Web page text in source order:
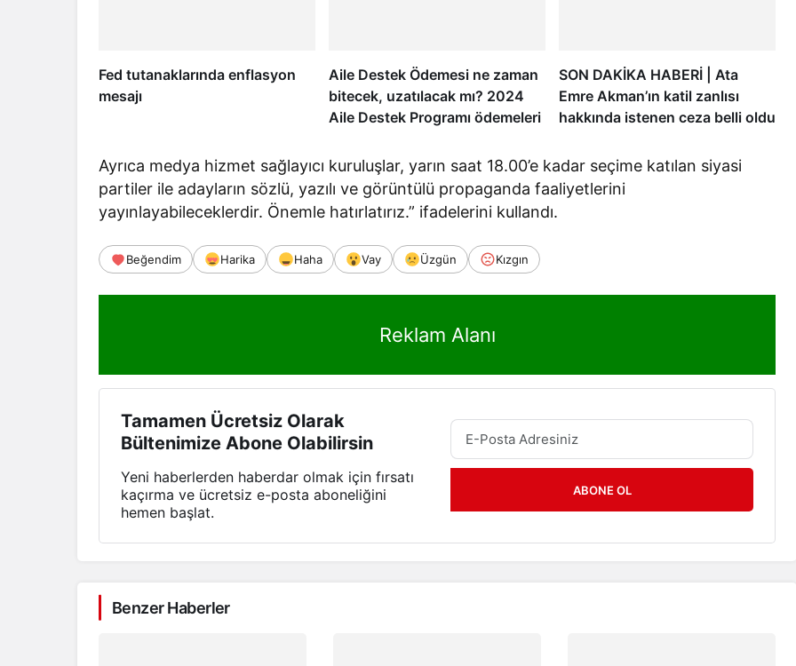
Fed tutanaklarında enflasyon
mesajı
Aile Destek Ödemesi ne zaman
bitecek, uzatılacak mı? 2024
Aile Destek Programı ödemeleri
SON DAKİKA HABERİ | Ata
Emre Akman’ın katil zanlısı
hakkında istenen ceza belli oldu
Ayrıca medya hizmet sağlayıcı kuruluşlar, yarın saat 18.00’e kadar seçime katılan siyasi
partiler ile adayların sözlü, yazılı ve görüntülü propaganda faaliyetlerini
yayınlayabileceklerdir. Önemle hatırlatırız.” ifadelerini kullandı.
Beğendim Harika Haha Vay Üzgün Kızgın
Reklam Alanı
Tamamen Ücretsiz Olarak
Bültenimize Abone Olabilirsin
Yeni haberlerden haberdar olmak için fırsatı
kaçırma ve ücretsiz e-posta aboneliğini
hemen başlat.
ABONE OL
Benzer Haberler